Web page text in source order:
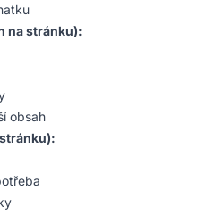
na stránku):
obsah